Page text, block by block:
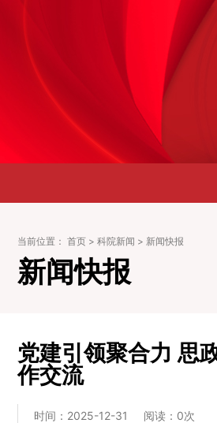
当前位置： 首页 > 科院新闻 > 新闻快报
新闻快报
党建引领聚合力 思
作交流
时间：2025-12-31 阅读： 0次